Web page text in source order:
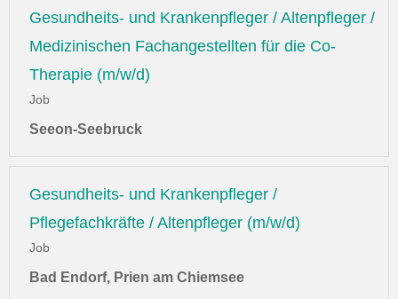
Gesundheits- und Krankenpfleger / Altenpfleger /
Medizinischen Fachangestellten für die Co-
Therapie (m/w/d)
Job
Seeon-Seebruck
Gesundheits- und Krankenpfleger /
Pflegefachkräfte / Altenpfleger (m/w/d)
Job
Bad Endorf, Prien am Chiemsee